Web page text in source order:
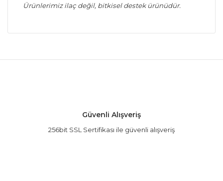
Ürünlerimiz ilaç değil, bitkisel destek ürünüdür.
ve diğer konularda yetersiz gördüğünüz noktaları
Ürün açıklamasında eksik bilgiler bulunuyor.
Ürün bilgilerinde hatalar bulunuyor.
Güvenli Alışveriş
256bit SSL Sertifikası ile güvenli alışveriş